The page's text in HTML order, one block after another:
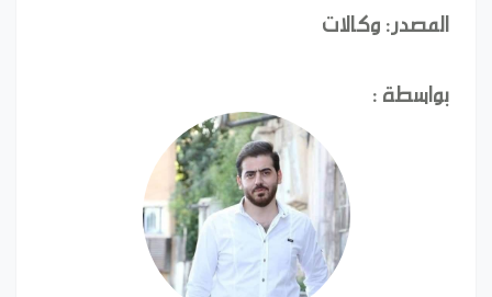
المصدر: وكالات
بواسطة :